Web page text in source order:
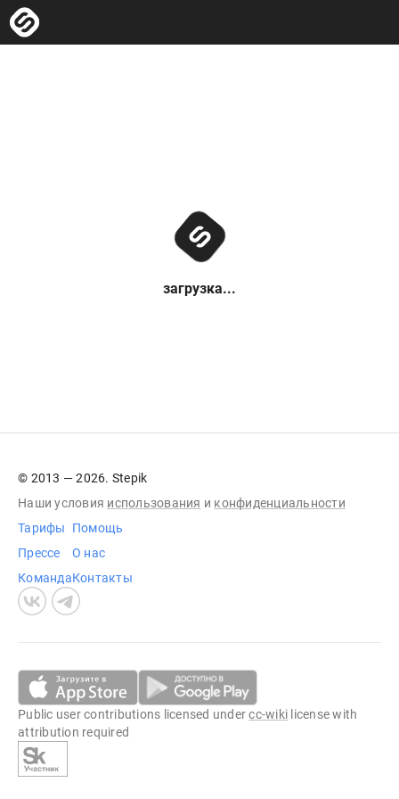
загрузка...
© 2013 — 2026. Stepik
Наши условия использования и конфиденциальности
Тарифы
Прессе
Команда
Помощь
О нас
Контакты
Public user contributions licensed undercc-wiki license with
attribution required